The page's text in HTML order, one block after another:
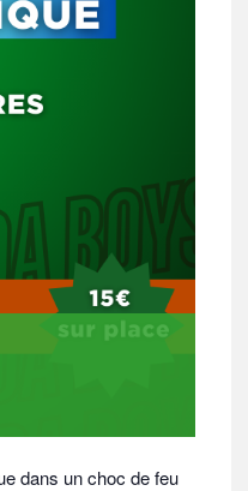
dans un choc de feu